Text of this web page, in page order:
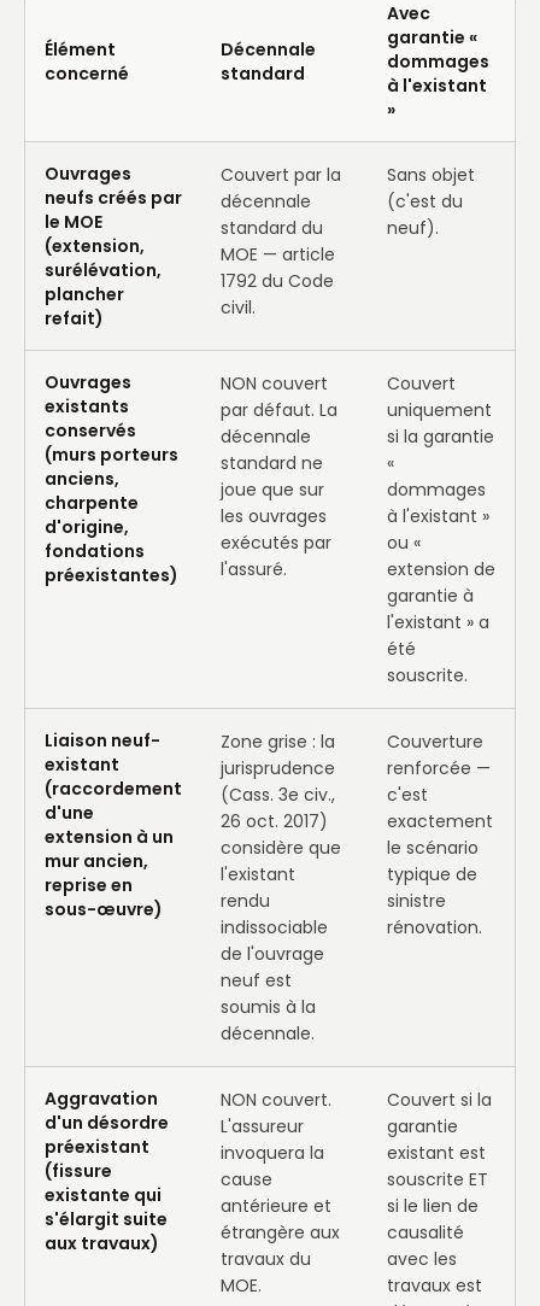
Élément
concerné
Décennale
standard
Avec
garantie «
dommages
à l'existant
»
Ouvrages
neufs créés par
le MOE
(extension,
surélévation,
plancher
refait)
Couvert par la
décennale
standard du
MOE — article
1792 du Code
civil.
Sans objet
(c'est du
neuf).
Ouvrages
existants
conservés
(murs porteurs
anciens,
charpente
d'origine,
fondations
préexistantes)
NON couvert
par défaut. La
décennale
standard ne
joue que sur
les ouvrages
exécutés par
l'assuré.
Couvert
uniquement
si la garantie
«
dommages
à l'existant »
ou «
extension de
garantie à
l'existant » a
été
souscrite.
Liaison neuf-
existant
(raccordement
d'une
extension à un
mur ancien,
reprise en
sous-œuvre)
Zone grise : la
jurisprudence
(Cass. 3e civ.,
26 oct. 2017)
considère que
l'existant
rendu
indissociable
de l'ouvrage
neuf est
soumis à la
décennale.
Couverture
renforcée —
c'est
exactement
le scénario
typique de
sinistre
rénovation.
Aggravation
d'un désordre
préexistant
(fissure
existante qui
s'élargit suite
aux travaux)
NON couvert.
L'assureur
invoquera la
cause
antérieure et
étrangère aux
travaux du
MOE.
Couvert si la
garantie
existant est
souscrite ET
si le lien de
causalité
avec les
travaux est